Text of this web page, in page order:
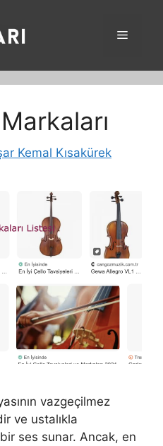
Menü
Kemal Kısakürek
vazgeçilmez
ve ustalıkla
ses sunar. Ancak, en